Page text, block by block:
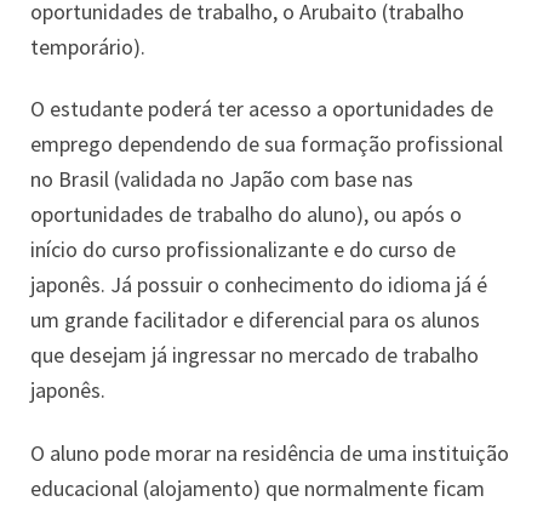
oportunidades de trabalho, o Arubaito (trabalho
temporário).
O estudante poderá ter acesso a oportunidades de
emprego dependendo de sua formação profissional
no Brasil (validada no Japão com base nas
oportunidades de trabalho do aluno), ou após o
início do curso profissionalizante e do curso de
japonês. Já possuir o conhecimento do idioma já é
um grande facilitador e diferencial para os alunos
que desejam já ingressar no mercado de trabalho
japonês.
O aluno pode morar na residência de uma instituição
educacional (alojamento) que normalmente ficam